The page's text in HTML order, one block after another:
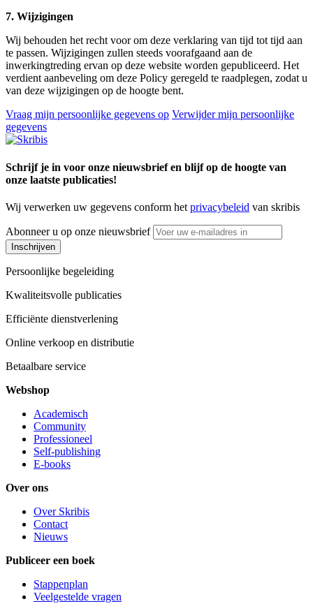
7. Wijzigingen
Wij behouden het recht voor om deze verklaring van tijd tot tijd aan
te passen. Wijzigingen zullen steeds voorafgaand aan de
inwerkingtreding ervan op deze website worden gepubliceerd. Het
verdient aanbeveling om deze Policy geregeld te raadplegen, zodat u
van deze wijzigingen op de hoogte bent.
Vraag mijn persoonlijke gegevens op Verwijder mijn persoonlijke
gegevens
Schrijf je in voor onze nieuwsbrief en blijf op de hoogte van
onze laatste publicaties!
Wij verwerken uw gegevens conform het privacybeleid van skribis
Abonneer u op onze nieuwsbrief
Inschrijven
Persoonlijke begeleiding
Kwaliteitsvolle publicaties
Efficiënte dienstverlening
Online verkoop en distributie
Betaalbare service
Webshop
Academisch
Community
Professioneel
Self-publishing
E-books
Over ons
Over Skribis
Contact
Nieuws
Publiceer een boek
Stappenplan
Veelgestelde vragen